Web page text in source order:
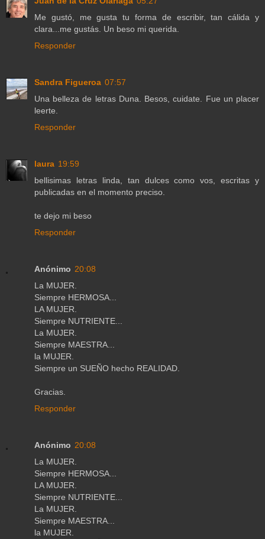
Me gustó, me gusta tu forma de escribir, tan cálida y
clara...me gustás. Un beso mi querida.
Responder
Sandra Figueroa 07:57
Una belleza de letras Duna. Besos, cuidate. Fue un placer
leerte.
Responder
laura 19:59
bellisimas letras linda, tan dulces como vos, escritas y
publicadas en el momento preciso.
te dejo mi beso
Responder
Anónimo 20:08
La MUJER.
Siempre HERMOSA...
LA MUJER.
Siempre NUTRIENTE...
La MUJER.
Siempre MAESTRA...
la MUJER.
Siempre un SUEÑO hecho REALIDAD.
Gracias.
Responder
Anónimo 20:08
La MUJER.
Siempre HERMOSA...
LA MUJER.
Siempre NUTRIENTE...
La MUJER.
Siempre MAESTRA...
la MUJER.